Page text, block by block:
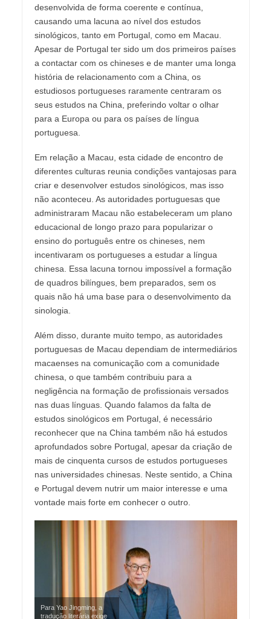
desenvolvida de forma coerente e contínua,
causando uma lacuna ao nível dos estudos
sinológicos, tanto em Portugal, como em Macau.
Apesar de Portugal ter sido um dos primeiros países
a contactar com os chineses e de manter uma longa
história de relacionamento com a China, os
estudiosos portugueses raramente centraram os
seus estudos na China, preferindo voltar o olhar
para a Europa ou para os países de língua
portuguesa.
Em relação a Macau, esta cidade de encontro de
diferentes culturas reunia condições vantajosas para
criar e desenvolver estudos sinológicos, mas isso
não aconteceu. As autoridades portuguesas que
administraram Macau não estabeleceram um plano
educacional de longo prazo para popularizar o
ensino do português entre os chineses, nem
incentivaram os portugueses a estudar a língua
chinesa. Essa lacuna tornou impossível a formação
de quadros bilíngues, bem preparados, sem os
quais não há uma base para o desenvolvimento da
sinologia.
Além disso, durante muito tempo, as autoridades
portuguesas de Macau dependiam de intermediários
macaenses na comunicação com a comunidade
chinesa, o que também contribuiu para a
negligência na formação de profissionais versados
nas duas línguas. Quando falamos da falta de
estudos sinológicos em Portugal, é necessário
reconhecer que na China também não há estudos
aprofundados sobre Portugal, apesar da criação de
mais de cinquenta cursos de estudos portugueses
nas universidades chinesas. Neste sentido, a China
e Portugal devem nutrir um maior interesse e uma
vontade mais forte em conhecer o outro.
Para Yao Jingming, a
tradução literária exige